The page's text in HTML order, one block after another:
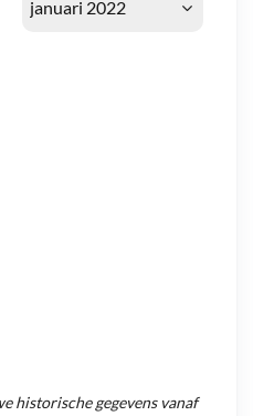
historische gegevens vanaf